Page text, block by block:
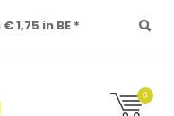
1,75 in BE *
0